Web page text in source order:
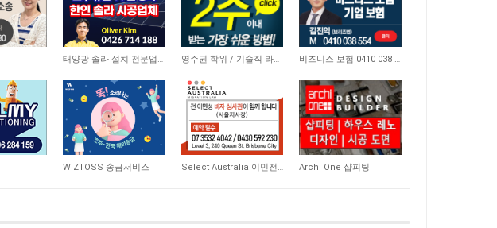
9,602 태양광 솔라 설치 전문업체 20,939 영주권 학위 / 기술직 라이센스 최소2주안에 받기! (요리, 페인팅, 용접, 차일드케어 등… 3,948 비즈니스 보험 0410 038 554
9,672
WIZTOSS 송금서비스 9,573 Select Australia 이민전문 8,987
Archi One 샵피팅